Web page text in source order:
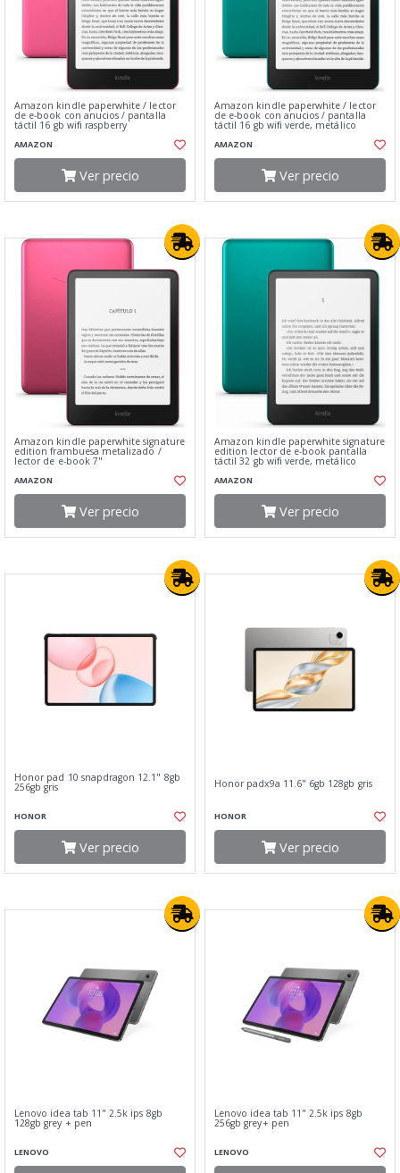
Amazon kindle paperwhite / lector
de e-book con anucios / pantalla
táctil 16 gb wifi raspberry
AMAZON
Ver precio
Amazon kindle paperwhite / lector
de e-book con anucios / pantalla
táctil 16 gb wifi verde, metálico
AMAZON
Ver precio
Amazon kindle paperwhite signature
edition frambuesa metalizado /
lector de e-book 7"
AMAZON
Ver precio
Amazon kindle paperwhite signature
edition lector de e-book pantalla
táctil 32 gb wifi verde, metálico
AMAZON
Ver precio
Honor pad 10 snapdragon 12.1" 8gb
256gb gris
HONOR
Ver precio
Honor padx9a 11.6" 6gb 128gb gris
HONOR
Ver precio
Lenovo idea tab 11" 2.5k ips 8gb
128gb grey + pen
LENOVO
Lenovo idea tab 11" 2.5k ips 8gb
256gb grey+ pen
LENOVO